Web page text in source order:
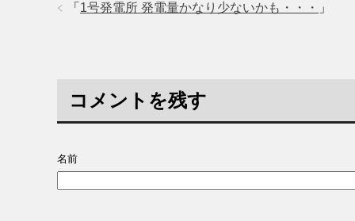
「 1号発電所 発電量かなり少ないかも・・・ 」
コメントを残す
名前